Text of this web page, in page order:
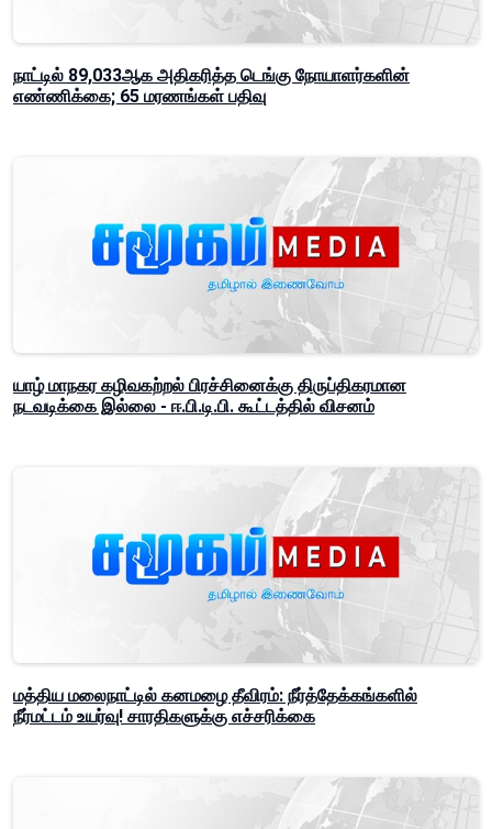
நாட்டில் 89,033ஆக அதிகரித்த டெங்கு நோயாளர்களின்
எண்ணிக்கை; 65 மரணங்கள் பதிவு
யாழ் மாநகர கழிவகற்றல் பிரச்சினைக்கு திருப்திகரமான
நடவடிக்கை இல்லை - ஈ.பி.டி.பி. கூட்டத்தில் விசனம்
மத்திய மலைநாட்டில் கனமழை தீவிரம்: நீர்த்தேக்கங்களில்
நீர்மட்டம் உயர்வு! சாரதிகளுக்கு எச்சரிக்கை